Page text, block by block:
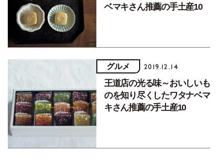
ベマキさん推薦の手土産10
グルメ 2019.12.14
王道店の光る味～おいしいも
のを知り尽くしたワタナベマ
キさん推薦の手土産10